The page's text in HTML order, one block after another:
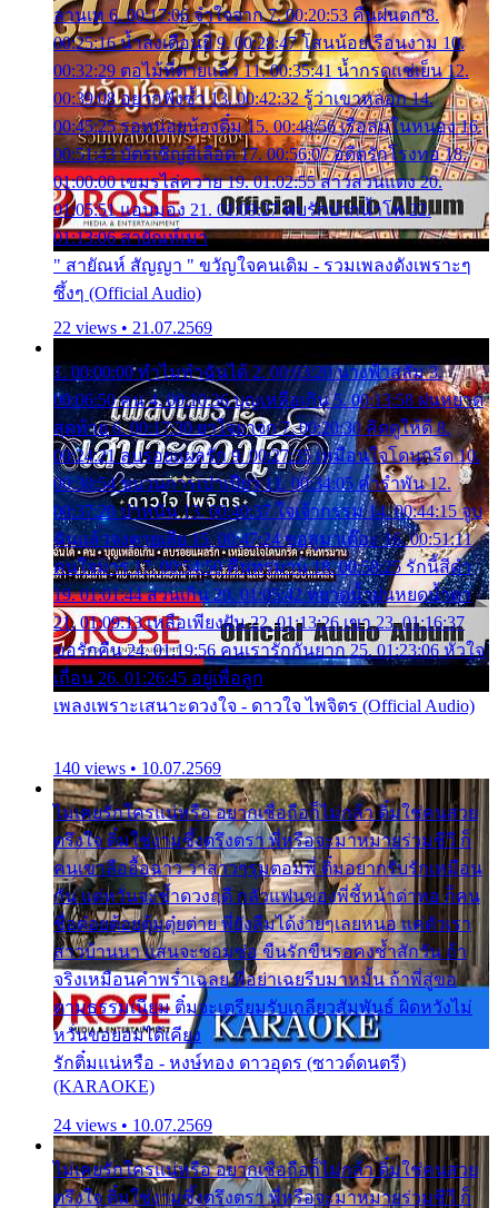
ลานเท 6. 00:17:06 จำใจจาก 7. 00:20:53 คืนฝนตก 8.
00:25:16 น้ำลงเดือนยี่ 9. 00:28:47 โสนน้อยเรือนงาม 10.
00:32:29 ตอไม้ที่ตายแล้ว 11. 00:35:41 น้ำกรดแช่เย็น 12.
00:39:08 อยากฟังซ้ำ 13. 00:42:32 รู้ว่าเขาหลอก 14.
00:45:25 รอหน่อยน้องติ๋ม 15. 00:48:56 เรือล่มในหนอง 16.
00:51:43 บัตรเชิญสีเลือด 17. 00:56:07 อดีตรักโรงทอ 18.
01:00:00 เขมรไล่ควาย 19. 01:02:55 สาวสวนแตง 20.
01:05:51 แอบมอง 21. 01:09:27 พบรักปากน้ำโพ 22.
01:13:06 สายัณห์เมา
" สายัณห์ สัญญา " ขวัญใจคนเดิม - รวมเพลงดังเพราะๆ
ซึ้งๆ (Official Audio)
22 views • 21.07.2569
1. 00:00:00 ทำไมทำฉันได้ 2. 00:03:20 นางฟ้าสลัม 3.
00:06:50 คน 4. 00:10:36 บุญเหลือเกิน 5. 00:13:58 ฝนหยาด
สุดท้าย 6. 00:17:30 ยาใจยาจก 7. 00:20:30 คิดดูให้ดี 8.
00:24:21 ลบรอยแผลรัก 9. 00:27:35 เหมือนใจโดนกรีด 10.
00:30:54 ขบวนการเปาเปียว 11. 00:34:05 คำรำพัน 12.
00:37:20 ปาหนัน 13. 00:40:37 ใจเจ้ากรรม 14. 00:44:15 จูบ
ฉันแล้วจงตายเสีย 15. 00:47:24 ขอสูมาเต๊อะ 16. 00:51:11
คนใจมาร 17. 00:54:50 คืนทรมาน 18. 00:58:25 รักนี้สีดำ
19. 01:01:44 ส่วนเกิน 20. 01:05:42 หยาดน้ำฝนหยดน้ำตา
21. 01:09:13 เหลือเพียงฝัน 22. 01:13:26 เขา 23. 01:16:37
ขอรักคืน 24. 01:19:56 คนเรารักกันยาก 25. 01:23:06 หัวใจ
เถื่อน 26. 01:26:45 อยู่เพื่อลูก
เพลงเพราะเสนาะดวงใจ - ดาวใจ ไพจิตร (Official Audio)
140 views • 10.07.2569
ไม่เคยรักใครแน่หรือ อยากเชื่อถือก็ไม่กล้า ติ๋มใช่คนสวย
ตรึงใจ ติ๋มใช่งามซึ้งตรึงตรา พี่หรือจะมาหมายร่วมชีวี ก็
คนเขาลืออื้อฉาว ว่าสาวๆรุมตอมพี่ ติ๋มอยากรับรักเหมือน
กัน แต่หวั่นจะช้ำดวงฤดี กลัวแฟนของพี่ชี้หน้าด่าทอ ก็คน
ชื่อต๋อยต้อยตุ้มตุ๋ยต่าย พี่ยังลืมได้ง่ายๆเลยหนอ แค่ตัวเรา
สาวบ้านนา แสนจะซอมซ่อ ขืนรักขืนรอคงช้ำสักวัน ถ้า
จริงเหมือนคำพร่ำเฉลย พี่อย่าเฉยรีบมาหมั้น ถ้าพี่สู่ขอ
ตามธรรมเนียม ติ๋มจะเตรียมรับเกลียวสัมพันธ์ ผิดหวังไม่
หวั่นขอยอมได้เคียง
รักติ๋มแน่หรือ - หงษ์ทอง ดาวอุดร (ซาวด์ดนตรี)
(KARAOKE)
24 views • 10.07.2569
ไม่เคยรักใครแน่หรือ อยากเชื่อถือก็ไม่กล้า ติ๋มใช่คนสวย
ตรึงใจ ติ๋มใช่งามซึ้งตรึงตรา พี่หรือจะมาหมายร่วมชีวี ก็